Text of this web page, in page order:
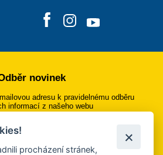
novinek
adresu k pravidelnému odběru
informací z našeho webu
se k odběru
procházení stránek,